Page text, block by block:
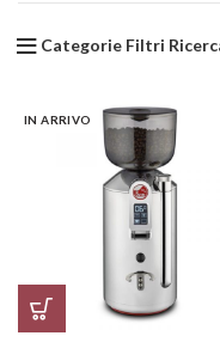
Categorie Filtri
IN ARRIVO